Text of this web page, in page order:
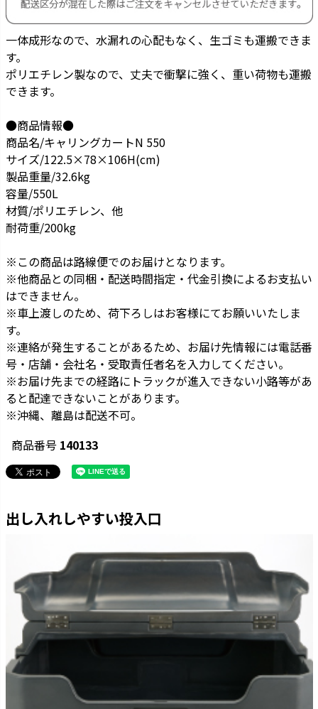
一体成形なので、水漏れの心配もなく、生ゴミも運搬できま
す。
ポリエチレン製なので、丈夫で衝撃に強く、重い荷物も運搬
できます。
●商品情報●
商品名/キャリングカートN 550
サイズ/122.5×78×106H(cm)
製品重量/32.6kg
容量/550L
材質/ポリエチレン、他
耐荷重/200kg
※この商品は路線便でのお届けとなります。
※他商品との同梱・配送時間指定・代金引換によるお支払い
はできません。
※車上渡しのため、荷下ろしはお客様にてお願いいたしま
す。
※連絡が発生することがあるため、お届け先情報には電話番
号・店舗・会社名・受取責任者名を入力してください。
※お届け先までの経路にトラックが進入できない小路等があ
ると配達できないことがあります。
※沖縄、離島は配送不可。
商品番号 140133
出し入れしやすい投入口